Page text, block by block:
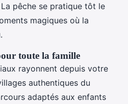
pêche se pratique tôt le
magiques où la
toute la famille
rayonnent depuis votre
authentiques du
adaptés aux enfants